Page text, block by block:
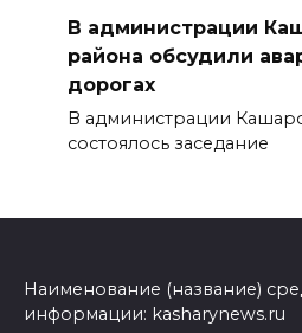
В администрации
района обсудили
дорогах
В администрации
состоялось заседание
Наименование (название)
информации: kasharynews.ru